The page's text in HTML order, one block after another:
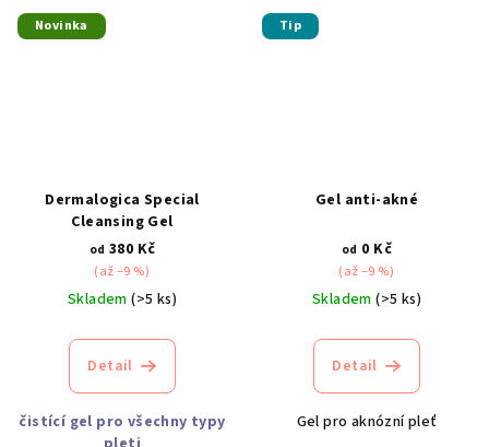
Novinka
Dermalogica Special
Cleansing Gel
od 380 Kč
(až –9 %)
Skladem(>5 ks)
Detail
čistící gel pro všechny typy
Tip
Gel anti-akné
od 0 Kč
(až –9 %)
Skladem(>5 ks)
Detail
Gel pro aknózní pleť